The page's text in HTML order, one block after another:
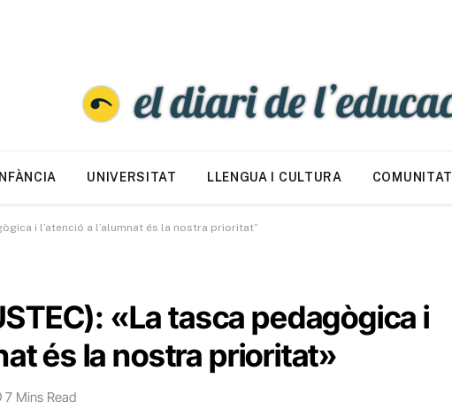
UNIVERSITAT LLENGUA I CULTURA COMUNITAT
i l’atenció a l’alumnat és la nostra prioritat”
«La tasca pedagògica i
és la nostra prioritat»
7 Mins Read